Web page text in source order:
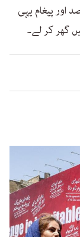
اور پیغام یہی
گھر کر لے۔